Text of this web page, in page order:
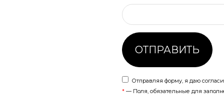
ОТПРАВИТЬ
Отправляя форму, я даю
— Поля, обязательные для